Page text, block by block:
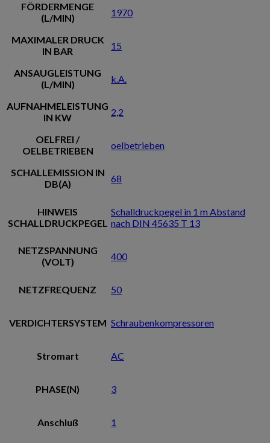
FÖRDERMENGE
(L/MIN)
1970
MAXIMALER DRUCK
IN BAR
15
ANSAUGLEISTUNG
(L/MIN)
k.A.
AUFNAHMELEISTUNG
IN KW
2,2
OELFREI /
OELBETRIEBEN
oelbetrieben
SCHALLEMISSION IN
DB(A)
68
HINWEIS
SCHALLDRUCKPEGEL
Schalldruckpegel in 1 m Abstand
nach DIN 45635 T 13
NETZSPANNUNG
(VOLT)
400
NETZFREQUENZ 50
VERDICHTERSYSTEM Schraubenkompressoren
Stromart AC
PHASE(N) 3
Anschluß 1